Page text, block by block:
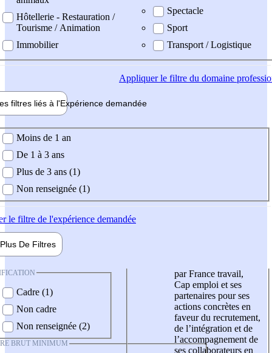
Hôtellerie - Restauration /
Tourisme / Animation
Immobilier
Spectacle
Sport
Transport / Logistique
Appliquerle filtre du domaine
filtres liés à l'Expérience demandée
demandée
Moins de 1 an
De 1 à 3 ans
Plus de 3 ans (1)
Non renseignée (1)
le filtre de l'expérience demandée
Plus De Filtres
Cadre (1)
Non cadre
Non renseignée (2)
BRUT MINIMUM
par France travail,
Cap emploi et ses
partenaires pour ses
actions concrètes en
faveur du recrutement,
de l’intégration et de
l’accompagnement de
ses collaborateurs en